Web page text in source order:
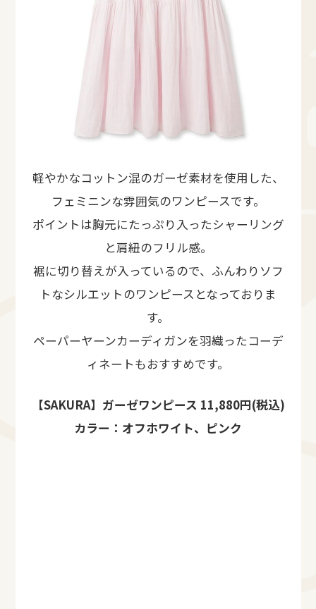
軽やかなコットン混のガーゼ素材を使用した、
フェミニンな雰囲気のワンピースです。
ポイントは胸元にたっぷり入ったシャーリング
と肩紐のフリル感。
裾に切り替えが入っているので、ふんわりソフ
トなシルエットのワンピースとなっておりま
す。
ペーパーヤーンカーディガンを羽織ったコーデ
ィネートもおすすめです。
【SAKURA】ガーゼワンピース 11,880円(税込)
カラー：オフホワイト、ピンク